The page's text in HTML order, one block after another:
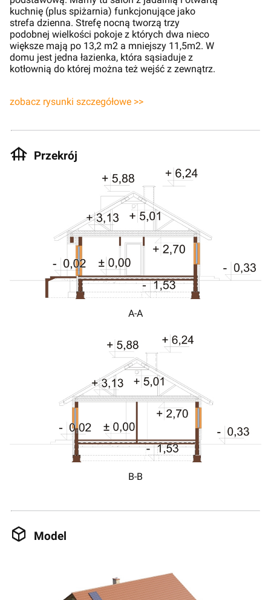
kuchnię (plus spiżarnia) funkcjonujące jako
strefa dzienna. Strefę nocną tworzą trzy
podobnej wielkości pokoje z których dwa nieco
większe mają po 13,2 m2 a mniejszy 11,5m2. W
domu jest jedna łazienka, która sąsiaduje z
kotłownią do której można też wejść z zewnątrz.
zobacz rysunki szczegółowe >>
Przekrój
A-A
B-B
Model